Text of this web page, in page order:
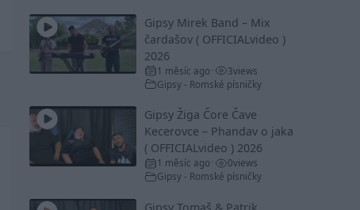
Gipsy Mirek Band – Mix
čardašov ( OFFICIALvideo )
2026
1 měsíc ago 3views
Gipsy - Romské písničky
Gipsy Žiga Čore Čave
Kecerovce – Phandav o jaka
( OFFICIALvideo ) 2026
1 měsíc ago 0views
Gipsy - Romské písničky
Gipsy Tomaš & Patrik